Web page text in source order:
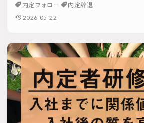
内定フォロー
内定辞退
2026-05-22